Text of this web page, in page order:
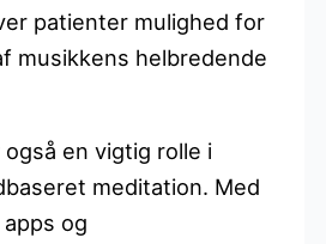
patienter mulighed for
musikkens helbredende
en vigtig rolle i
meditation. Med
og